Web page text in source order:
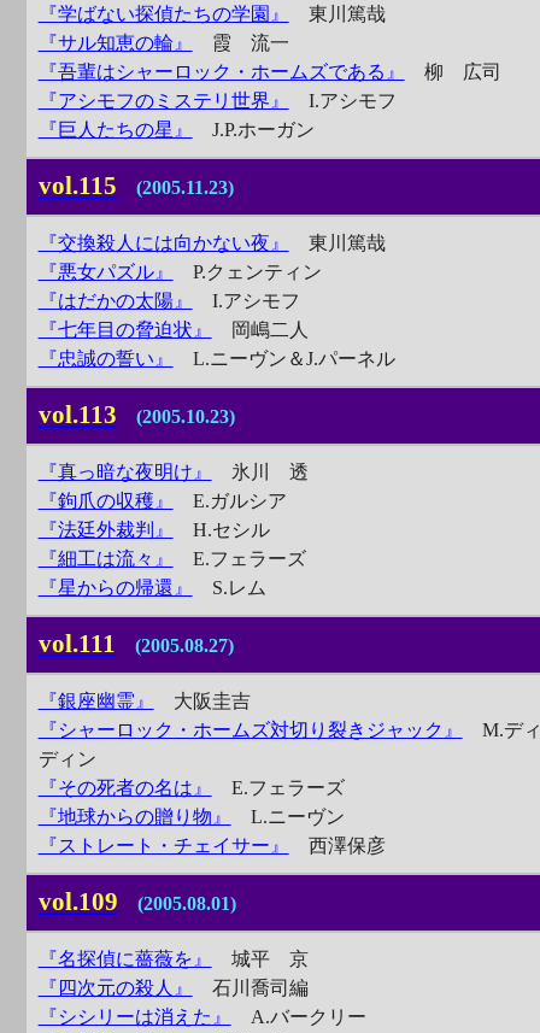
『学ばない探偵たちの学園』
東川篤哉
『サル知恵の輪』
霞 流一
『吾輩はシャーロック・ホームズである』
柳 広司
『アシモフのミステリ世界』
I.アシモフ
『巨人たちの星』
J.P.ホーガン
vol.115 (2005.11.23)
『交換殺人には向かない夜』
東川篤哉
『悪女パズル』
P.クェンティン
『はだかの太陽』
I.アシモフ
『七年目の脅迫状』
岡嶋二人
『忠誠の誓い』
L.ニーヴン＆J.パーネル
vol.113 (2005.10.23)
『真っ暗な夜明け』
氷川 透
『鉤爪の収穫』
E.ガルシア
『法廷外裁判』
H.セシル
『細工は流々』
E.フェラーズ
『星からの帰還』
S.レム
vol.111 (2005.08.27)
『銀座幽霊』
大阪圭吉
『シャーロック・ホームズ対切り裂きジャック』
M.デ
ディン
『その死者の名は』
E.フェラーズ
『地球からの贈り物』
L.ニーヴン
『ストレート・チェイサー』
西澤保彦
vol.109 (2005.08.01)
『名探偵に薔薇を』
城平 京
『四次元の殺人』
石川喬司編
『シシリーは消えた』
A.バークリー